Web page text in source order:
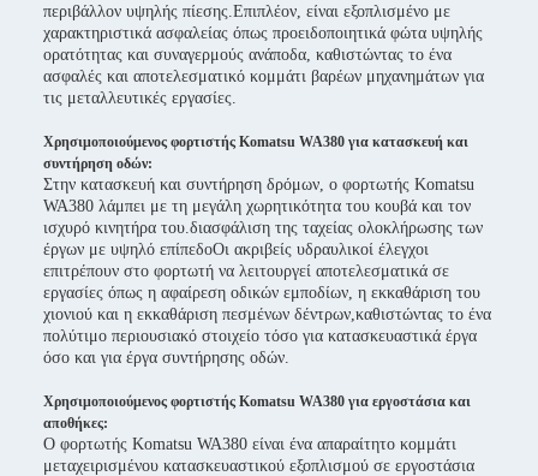
περιβάλλον υψηλής πίεσης.Επιπλέον, είναι εξοπλισμένο με
χαρακτηριστικά ασφαλείας όπως προειδοποιητικά φώτα υψηλής
ορατότητας και συναγερμούς ανάποδα, καθιστώντας το ένα
ασφαλές και αποτελεσματικό κομμάτι βαρέων μηχανημάτων για
τις μεταλλευτικές εργασίες.
Χρησιμοποιούμενος φορτιστής Komatsu WA380 για κατασκευή και
συντήρηση οδών:
Στην κατασκευή και συντήρηση δρόμων, ο φορτωτής Komatsu
WA380 λάμπει με τη μεγάλη χωρητικότητα του κουβά και τον
ισχυρό κινητήρα του.διασφάλιση της ταχείας ολοκλήρωσης των
έργων με υψηλό επίπεδοΟι ακριβείς υδραυλικοί έλεγχοι
επιτρέπουν στο φορτωτή να λειτουργεί αποτελεσματικά σε
εργασίες όπως η αφαίρεση οδικών εμποδίων, η εκκαθάριση του
χιονιού και η εκκαθάριση πεσμένων δέντρων,καθιστώντας το ένα
πολύτιμο περιουσιακό στοιχείο τόσο για κατασκευαστικά έργα
όσο και για έργα συντήρησης οδών.
Χρησιμοποιούμενος φορτιστής Komatsu WA380 για εργοστάσια και
αποθήκες:
Ο φορτωτής Komatsu WA380 είναι ένα απαραίτητο κομμάτι
μεταχειρισμένου κατασκευαστικού εξοπλισμού σε εργοστάσια